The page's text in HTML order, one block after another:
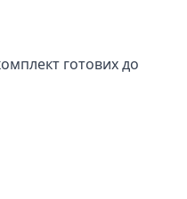
готових до